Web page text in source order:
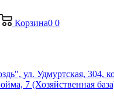
Корзина0 0
ул. Удмуртская, 304,
7 (Хозяйственная